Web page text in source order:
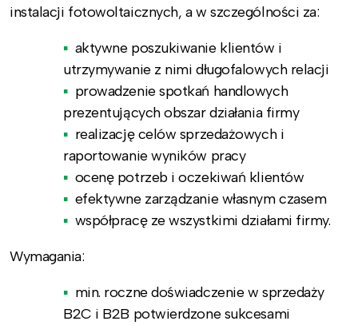
instalacji fotowoltaicznych, a w szczególności za:
aktywne poszukiwanie klientów i
utrzymywanie z nimi długofalowych relacji
prowadzenie spotkań handlowych
prezentujących obszar działania firmy
realizację celów sprzedażowych i
raportowanie wyników pracy
ocenę potrzeb i oczekiwań klientów
efektywne zarządzanie własnym czasem
współpracę ze wszystkimi działami firmy.
Wymagania:
min. roczne doświadczenie w sprzedaży
B2C i B2B potwierdzone sukcesami